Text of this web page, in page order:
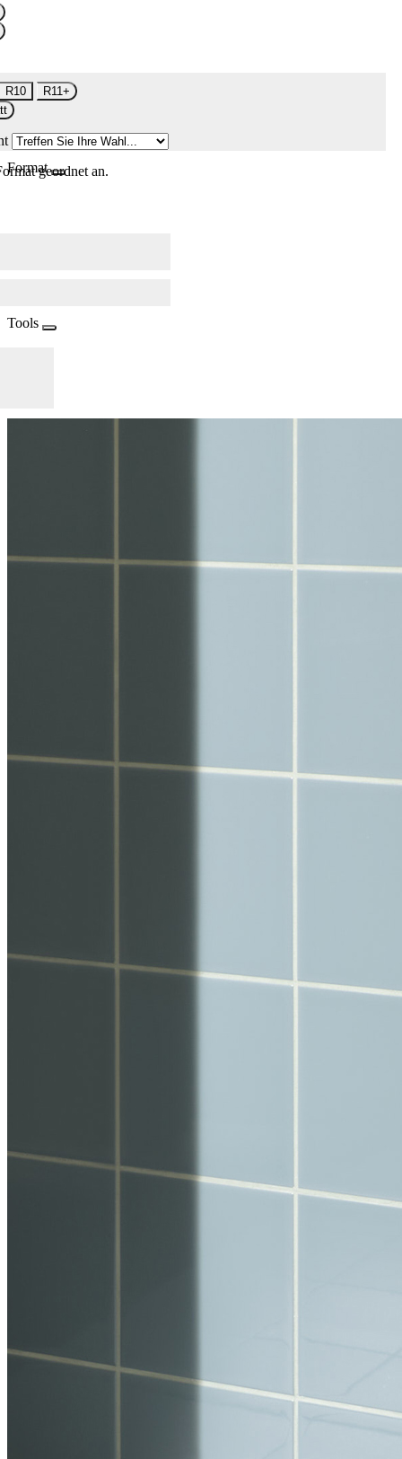
R10
R11+
Formatgeordnet an.
Tools